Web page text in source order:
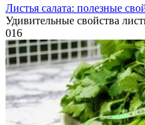
Листья салата: полезные
Удивительные свойства
016